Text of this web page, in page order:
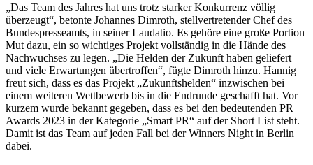
„Das Team des Jahres hat uns trotz starker Konkurrenz völlig
überzeugt“, betonte Johannes Dimroth, stellvertretender Chef des
Bundespresseamts, in seiner Laudatio. Es gehöre eine große Portion
Mut dazu, ein so wichtiges Projekt vollständig in die Hände des
Nachwuchses zu legen. „Die Helden der Zukunft haben geliefert
und viele Erwartungen übertroffen“, fügte Dimroth hinzu. Hannig
freut sich, dass es das Projekt „Zukunftshelden“ inzwischen bei
einem weiteren Wettbewerb bis in die Endrunde geschafft hat. Vor
kurzem wurde bekannt gegeben, dass es bei den bedeutenden PR
Awards 2023 in der Kategorie „Smart PR“ auf der Short List steht.
Damit ist das Team auf jeden Fall bei der Winners Night in Berlin
dabei.